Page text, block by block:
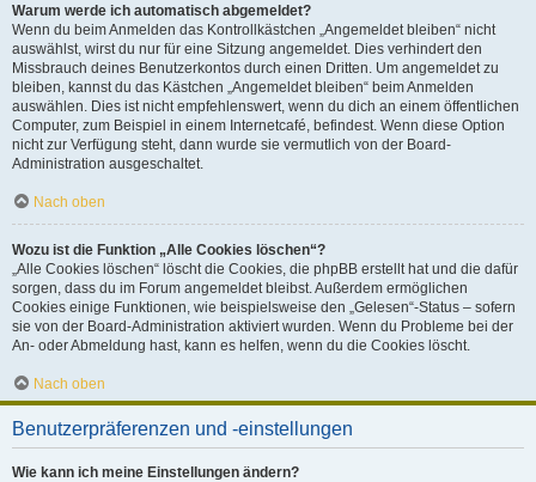
Warum werde ich automatisch abgemeldet?
Wenn du beim Anmelden das Kontrollkästchen „Angemeldet bleiben“ nicht
auswählst, wirst du nur für eine Sitzung angemeldet. Dies verhindert den
Missbrauch deines Benutzerkontos durch einen Dritten. Um angemeldet zu
bleiben, kannst du das Kästchen „Angemeldet bleiben“ beim Anmelden
auswählen. Dies ist nicht empfehlenswert, wenn du dich an einem öffentlichen
Computer, zum Beispiel in einem Internetcafé, befindest. Wenn diese Option
nicht zur Verfügung steht, dann wurde sie vermutlich von der Board-
Administration ausgeschaltet.
Nach oben
Wozu ist die Funktion „Alle Cookies löschen“?
„Alle Cookies löschen“ löscht die Cookies, die phpBB erstellt hat und die dafür
sorgen, dass du im Forum angemeldet bleibst. Außerdem ermöglichen
Cookies einige Funktionen, wie beispielsweise den „Gelesen“-Status – sofern
sie von der Board-Administration aktiviert wurden. Wenn du Probleme bei der
An- oder Abmeldung hast, kann es helfen, wenn du die Cookies löscht.
Nach oben
Benutzerpräferenzen und -einstellungen
Wie kann ich meine Einstellungen ändern?